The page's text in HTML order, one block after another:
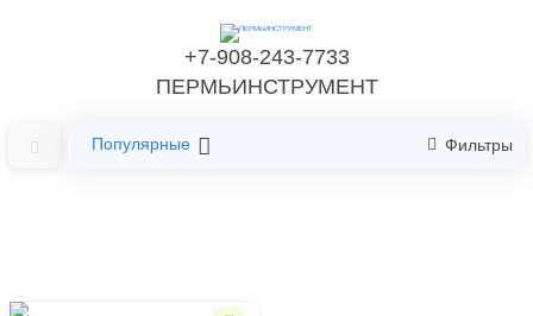
+7-908-243-7733
ПЕРМЬИНСТРУМЕНТ
Популярные Фильтры